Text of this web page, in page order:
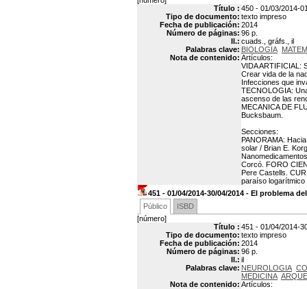
Título : 450 - 01/03/2014-
Tipo de documento: texto impreso
Fecha de publicación: 2014
Número de páginas: 96 p.
Il.: cuads., gráfs., il
Palabras clave: BIOLOGIA
Nota de contenido: Artículos:
VIDA ARTIFICIAL:
Crear vida de la
Infecciones que
TECNOLOGIA:
ascenso de las
MECANICA DE
Bucksbaum.
Secciones:
PANORAMA:
solar / Brian E.
Corcó. FORO
Pere Castells.
paraíso logarítmico
451 - 01/04/2014-30/04/2014 - El problema
Público
ISBD
[número]
Título : 451 - 01/04/2014-
Tipo de documento: texto impreso
Fecha de publicación: 2014
Número de páginas: 96 p.
Il.: il
Palabras clave: NEUROLOGIA
MEDICINA
Nota de contenido: Artículos: